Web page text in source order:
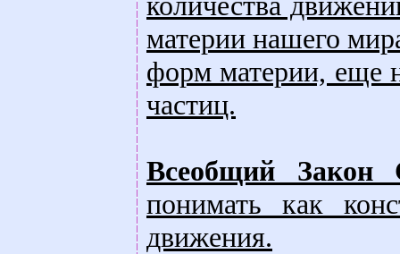
материи нашего
форм материи, еще
частиц.
Всеобщий Закон
понимать как
движения.